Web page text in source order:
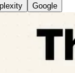
Google